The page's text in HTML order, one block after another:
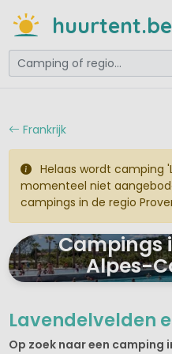
huurtent.be
Frankrijk
Helaas wordt camping
momenteel niet
campings in de regio
Campings
Alpes-
Lavendelvelden
Op zoek naar een camping